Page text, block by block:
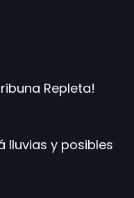
Repleta!
lluvias y posibles